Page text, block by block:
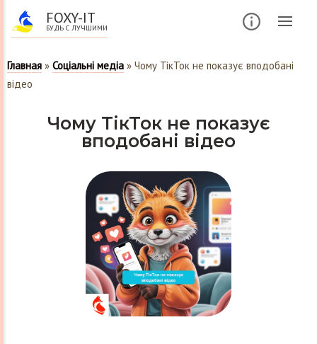
FOXY-IT
БУДЬ С ЛУЧШИМИ
Главная » Соціальні медіа » Чому ТікТок не показує вподобані
відео
Чому ТікТок не показує
вподобані відео